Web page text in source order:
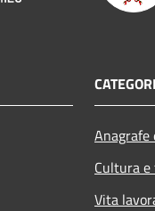
Cultura
Vita